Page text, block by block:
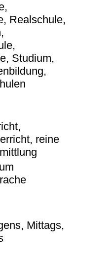
Realschule,
Studium,
reine
Mittags,